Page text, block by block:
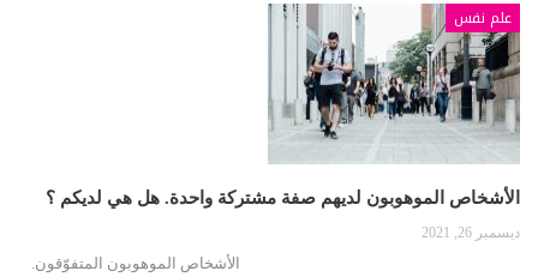
علم نفس
الأشخاص الموهوبون لديهم صفة مشتركة واحدة. هل هي لديكم ؟
ديسمبر 26, 2021
الأشخاص الموهوبون المتفوّقون.